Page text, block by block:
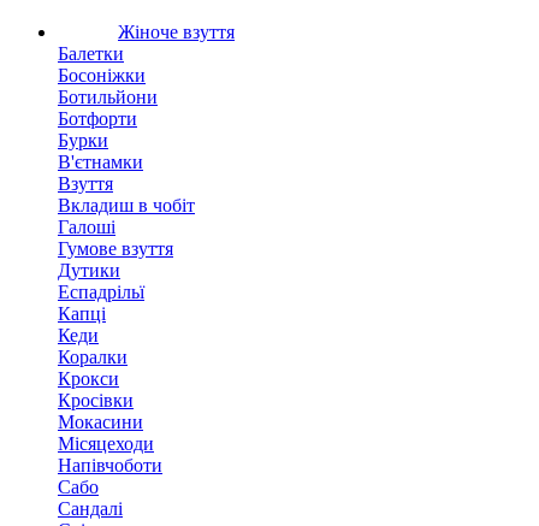
Жіноче взуття
Балетки
Босоніжки
Ботильйони
Ботфорти
Бурки
В'єтнамки
Взуття
Вкладиш в чобіт
Галоші
Гумове взуття
Дутики
Еспадрільї
Капці
Кеди
Коралки
Крокси
Кросівки
Мокасини
Місяцеходи
Напівчоботи
Сабо
Сандалі